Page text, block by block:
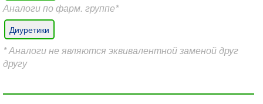
Аналоги по фарм. группе*
Диуретики
* Аналоги не являются эквивалентной заменой друг
другу